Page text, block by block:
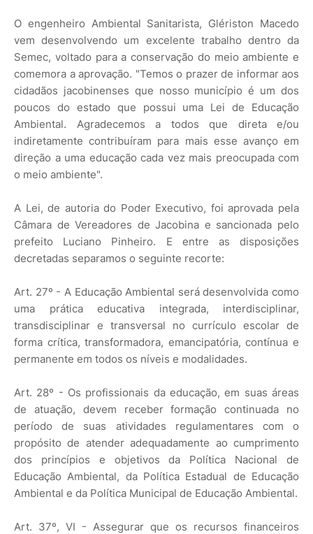
O engenheiro Ambiental Sanitarista, Glériston Macedo
vem desenvolvendo um excelente trabalho dentro da
Semec, voltado para a conservação do meio ambiente e
comemora a aprovação. "Temos o prazer de informar aos
cidadãos jacobinenses que nosso município é um dos
poucos do estado que possui uma Lei de Educação
Ambiental. Agradecemos a todos que direta e/ou
indiretamente contribuíram para mais esse avanço em
direção a uma educação cada vez mais preocupada com
o meio ambiente".
A Lei, de autoria do Poder Executivo, foi aprovada pela
Câmara de Vereadores de Jacobina e sancionada pelo
prefeito Luciano Pinheiro. E entre as disposições
decretadas separamos o seguinte recorte:
Art. 27º - A Educação Ambiental será desenvolvida como
uma prática educativa integrada, interdisciplinar,
transdisciplinar e transversal no currículo escolar de
forma crítica, transformadora, emancipatória, contínua e
permanente em todos os níveis e modalidades.
Art. 28º - Os profissionais da educação, em suas áreas
de atuação, devem receber formação continuada no
período de suas atividades regulamentares com o
propósito de atender adequadamente ao cumprimento
dos princípios e objetivos da Política Nacional de
Educação Ambiental, da Política Estadual de Educação
Ambiental e da Política Municipal de Educação Ambiental.
Art. 37º, VI - Assegurar que os recursos financeiros